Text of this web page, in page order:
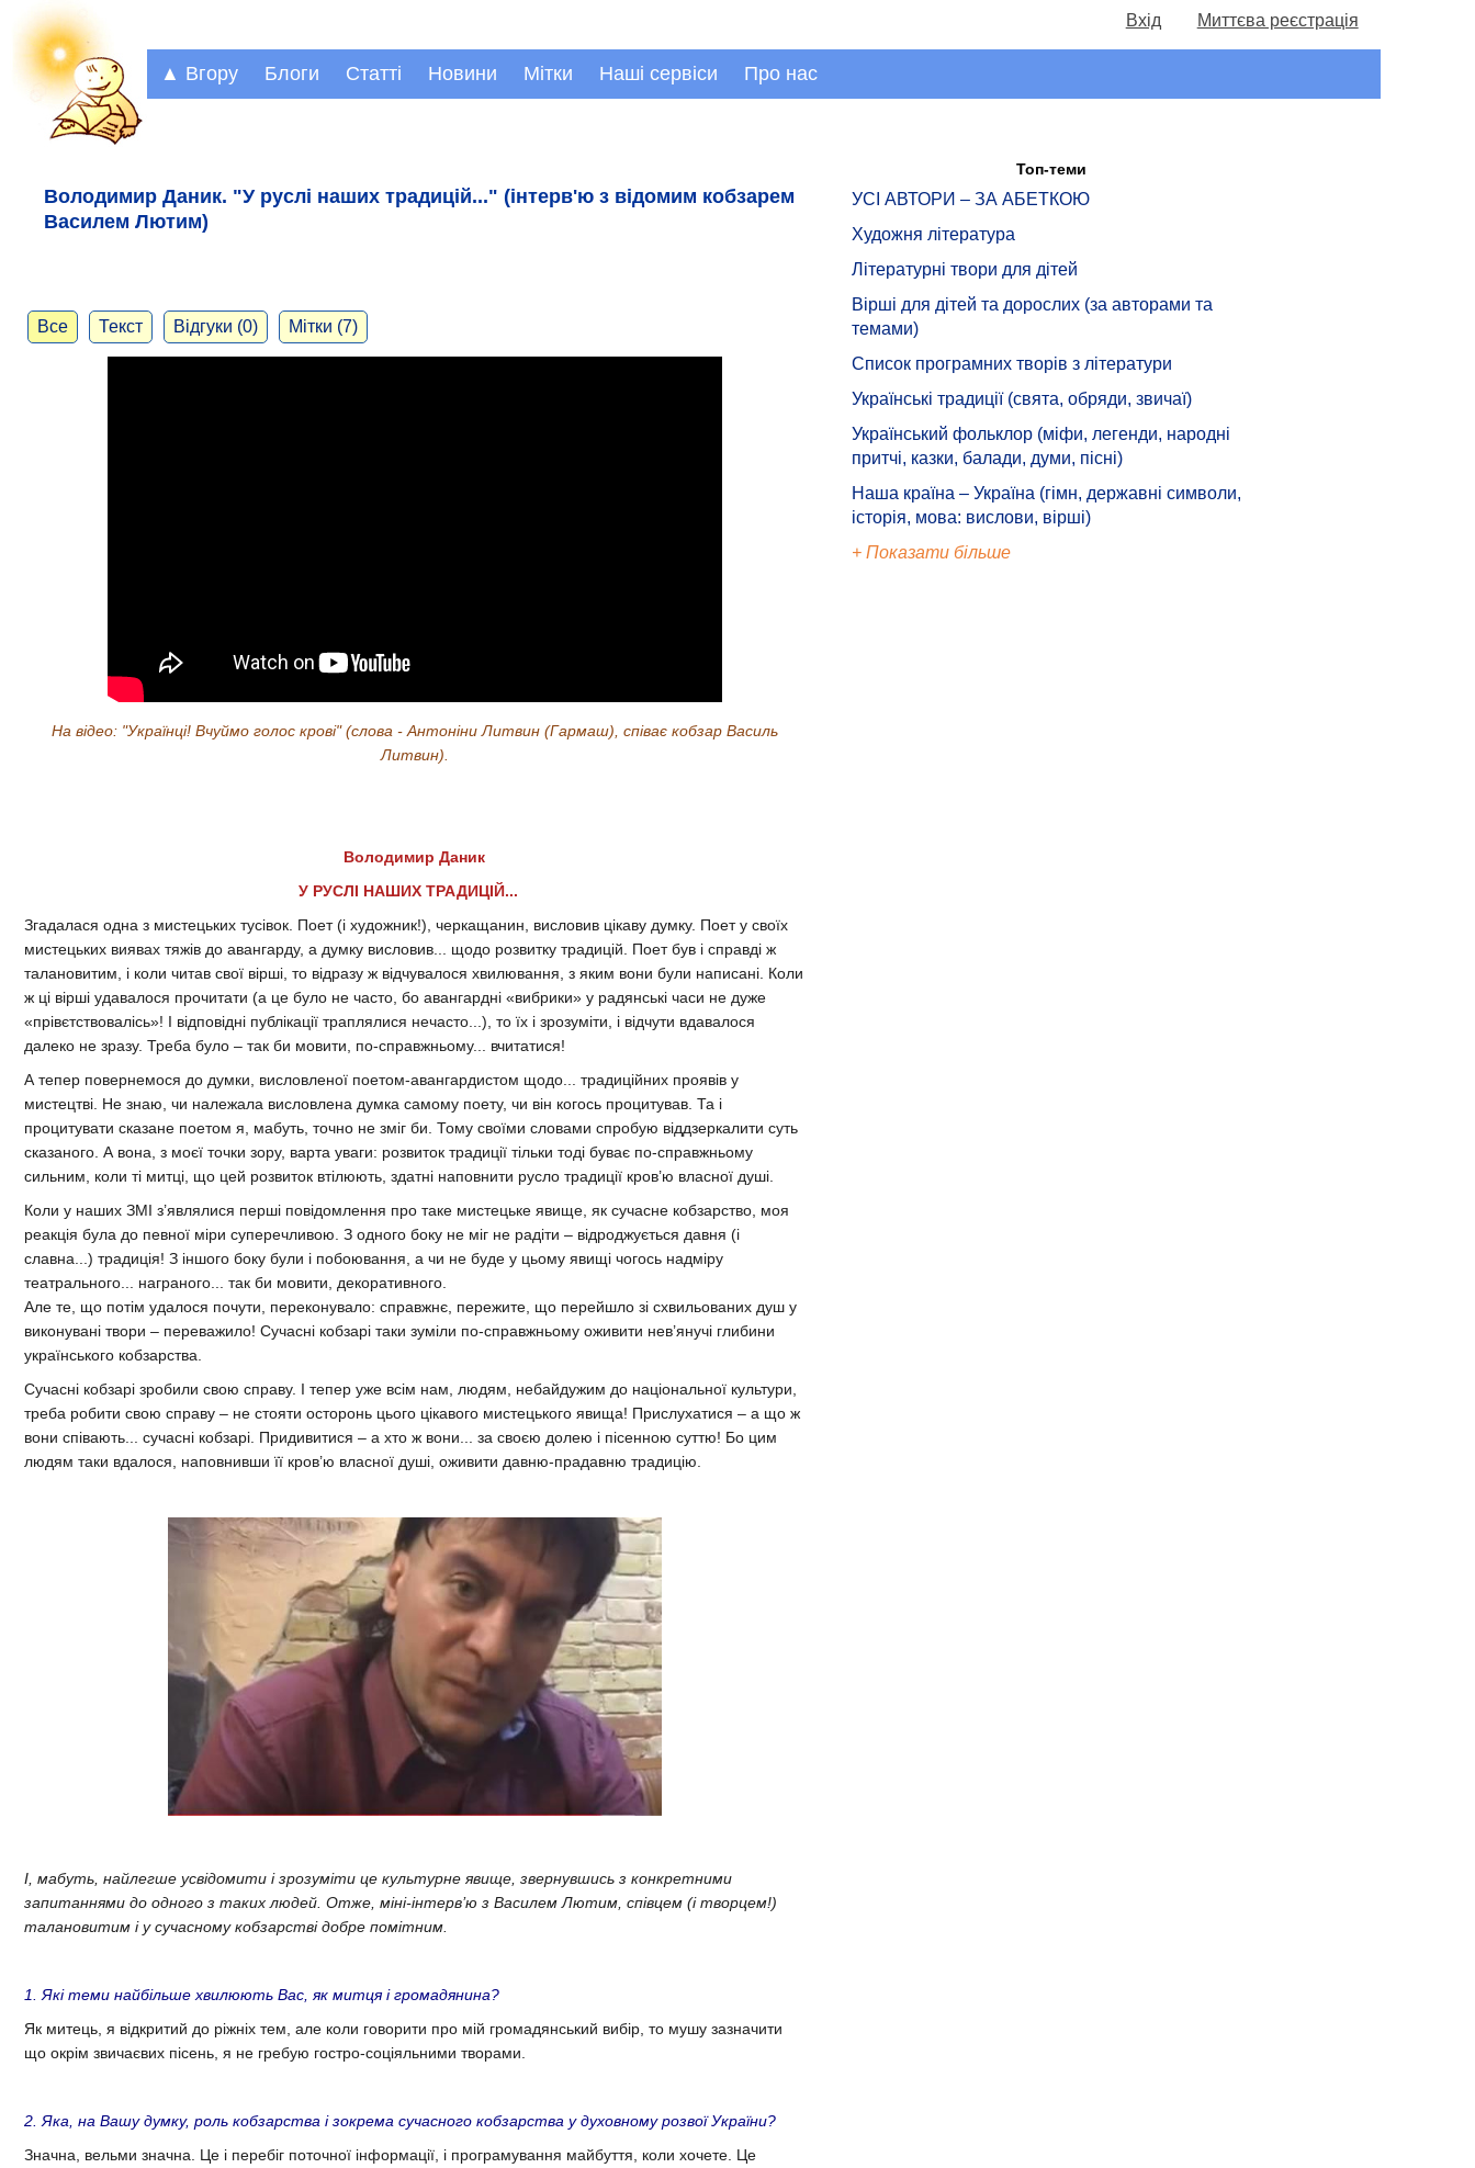
Вхід Миттєва реєстрація
▲ Вгору Блоги Статті Новини Мітки Наші сервіси Про нас
Володимир Даник. "У руслі наших традицій..." (інтерв'ю з відомим кобзарем
Василем Лютим)
Все Текст Відгуки (0) Мітки (7)
На відео: "Українці! Вчуймо голос крові" (слова - Антоніни Литвин (Гармаш), співає кобзар Василь
Литвин).
Володимир Даник
У РУСЛІ НАШИХ ТРАДИЦІЙ...
Згадалася одна з мистецьких тусівок. Поет (і художник!), черкащанин, висловив цікаву думку. Поет у своїх
мистецьких виявах тяжів до авангарду, а думку висловив... щодо розвитку традицій. Поет був і справді ж
талановитим, і коли читав свої вірші, то відразу ж відчувалося хвилювання, з яким вони були написані. Коли
ж ці вірші удавалося прочитати (а це було не часто, бо авангардні «вибрики» у радянські часи не дуже
«прівєтствовалісь»! І відповідні публікації траплялися нечасто...), то їх і зрозуміти, і відчути вдавалося
далеко не зразу. Треба було – так би мовити, по-справжньому... вчитатися!
А тепер повернемося до думки, висловленої поетом-авангардистом щодо... традиційних проявів у
мистецтві. Не знаю, чи належала висловлена думка самому поету, чи він когось процитував. Та і
процитувати сказане поетом я, мабуть, точно не зміг би. Тому своїми словами спробую віддзеркалити суть
сказаного. А вона, з моєї точки зору, варта уваги: розвиток традиції тільки тоді буває по-справжньому
сильним, коли ті митці, що цей розвиток втілюють, здатні наповнити русло традиції кров’ю власної душі.
Коли у наших ЗМІ з’являлися перші повідомлення про таке мистецьке явище, як сучасне кобзарство, моя
реакція була до певної міри суперечливою. З одного боку не міг не радіти – відроджується давня (і
славна...) традиція! З іншого боку були і побоювання, а чи не буде у цьому явищі чогось надміру
театрального... награного... так би мовити, декоративного.
Але те, що потім удалося почути, переконувало: справжнє, пережите, що перейшло зі схвильованих душ у
виконувані твори – переважило! Сучасні кобзарі таки зуміли по-справжньому оживити нев’янучі глибини
українського кобзарства.
Сучасні кобзарі зробили свою справу. І тепер уже всім нам, людям, небайдужим до національної культури,
треба робити свою справу – не стояти осторонь цього цікавого мистецького явища! Прислухатися – а що ж
вони співають... сучасні кобзарі. Придивитися – а хто ж вони... за своєю долею і пісенною суттю! Бо цим
людям таки вдалося, наповнивши її кров’ю власної душі, оживити давню-прадавню традицію.
І, мабуть, найлегше усвідомити і зрозуміти це культурне явище, звернувшись з конкретними
запитаннями до одного з таких людей. Отже, міні-інтерв’ю з Василем Лютим, співцем (і творцем!)
талановитим і у сучасному кобзарстві добре помітним.
1. Які теми найбільше хвилюють Вас, як митця і громадянина?
Як митець, я відкритий до ріжніх тем, але коли говорити про мій громадянський вибір, то мушу зазначити
що окрім звичаєвих пісень, я не гребую гостро-соціяльними творами.
2. Яка, на Вашу думку, роль кобзарства і зокрема сучасного кобзарства у духовному розвої України?
Значна, вельми значна. Це і перебіг поточної інформації, і програмування майбуття, коли хочете. Це
Топ-теми
УСІ АВТОРИ – ЗА АБЕТКОЮ
Художня література
Літературні твори для дітей
Вірші для дітей та дорослих (за авторами та
темами)
Список програмних творів з літератури
Українські традиції (свята, обряди, звичаї)
Український фольклор (міфи, легенди, народні
притчі, казки, балади, думи, пісні)
Наша країна – Україна (гімн, державні символи,
історія, мова: вислови, вірші)
+ Показати більше